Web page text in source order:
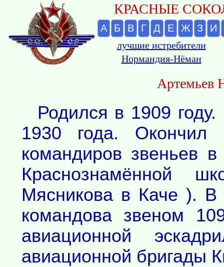
КРАСНЫЕ
А Б В Г Д Е Ж З И
лучшие истребители
Нормандия-Нёман
Артемьев
Родился в 1909
1930 года. Окончил
командиров звеньев
Краснознамённой
Мясникова в Каче ). В
командова звеном
авиационной
авиационной бригады